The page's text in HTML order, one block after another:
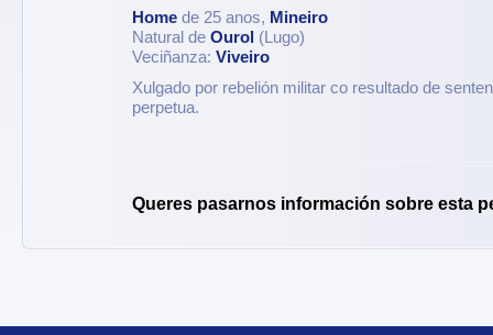
Home de 25 anos, Mineiro
Natural de Ourol (Lugo)
Veciñanza: Viveiro
Xulgado por rebelión militar co resultado de
perpetua.
Queres pasarnos información sobre esta